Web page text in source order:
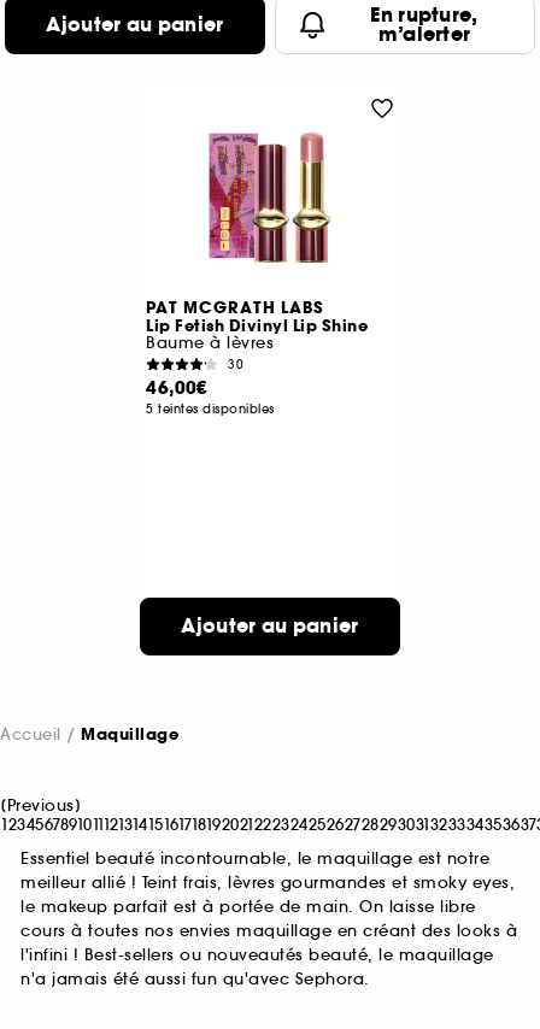
Ajouter au panier En rupture,
m’alerter
PAT MCGRATH LABS
Lip Fetish Divinyl Lip Shine
Baume à lèvres
30
46,00€
5 teintes disponibles
Ajouter au panier
Accueil Maquillage
[Previous]
12345678910111213141516171819202122232425262728293031323334353637
Essentiel beauté incontournable, le maquillage est notre
meilleur allié ! Teint frais, lèvres gourmandes et smoky eyes,
le makeup parfait est à portée de main. On laisse libre
cours à toutes nos envies maquillage en créant des looks à
l'infini ! Best-sellers ou nouveautés beauté, le maquillage
n'a jamais été aussi fun qu'avec Sephora.